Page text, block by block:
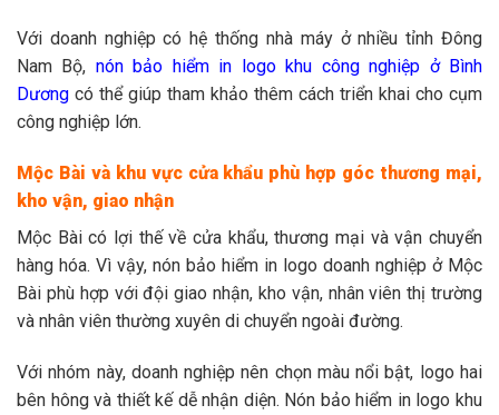
Với doanh nghiệp có hệ thống nhà máy ở nhiều tỉnh Đông
Nam Bộ, nón bảo hiểm in logo khu công nghiệp ở Bình
Dương có thể giúp tham khảo thêm cách triển khai cho cụm
công nghiệp lớn.
Mộc Bài và khu vực cửa khẩu phù hợp góc thương mại,
kho vận, giao nhận
Mộc Bài có lợi thế về cửa khẩu, thương mại và vận chuyển
hàng hóa. Vì vậy, nón bảo hiểm in logo doanh nghiệp ở Mộc
Bài phù hợp với đội giao nhận, kho vận, nhân viên thị trường
và nhân viên thường xuyên di chuyển ngoài đường.
Với nhóm này, doanh nghiệp nên chọn màu nổi bật, logo hai
bên hông và thiết kế dễ nhận diện. Nón bảo hiểm in logo khu